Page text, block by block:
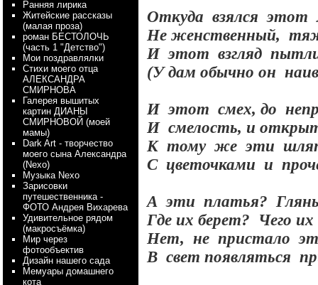
Ранняя лирика
Житейские рассказы
(малая проза)
роман БЕСТОЛОЧЬ
(часть 1 "Детство")
Мои поздравлялки
Стихи моего отца
АЛЕКСАНДРА
СМИРНОВА
Галерея вышитых
картин ДИАНЫ
СМИРНОВОЙ (моей
мамы)
Dark Art - творчество
моего сына Александра
(Nexo)
Myзыка Nexo
Зарисовки
путешественника -
ФОТО Андрея Вихарева
Удивительное рядом
(макросъёмка)
Мир через
фотообъектив
Дизайн нашего сада
Мемуары домашнего
кота
Откуда взялся этот
Не женственный,
И этот взгляд
(У дам обычно он
И этот смех, до
И смелость, и
К тому же эти
С цветочками и
А эти платья?
Где их берет? Чего
Нет, не пристало
В свет появляться